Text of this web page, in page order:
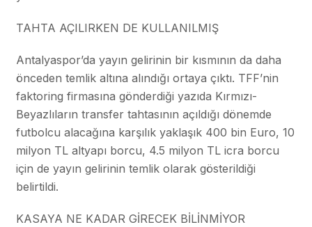
TAHTA AÇILIRKEN DE KULLANILMIŞ
Antalyaspor’da yayın gelirinin bir kısmının da daha
önceden temlik altına alındığı ortaya çıktı. TFF’nin
faktoring firmasına gönderdiği yazıda Kırmızı-
Beyazlıların transfer tahtasının açıldığı dönemde
futbolcu alacağına karşılık yaklaşık 400 bin Euro, 10
milyon TL altyapı borcu, 4.5 milyon TL icra borcu
için de yayın gelirinin temlik olarak gösterildiği
belirtildi.
KASAYA NE KADAR GİRECEK BİLİNMİYOR